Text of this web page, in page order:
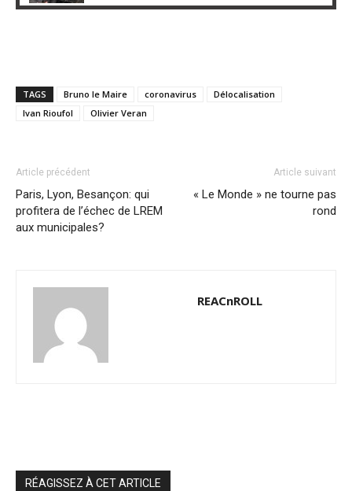
TAGS Bruno le Maire coronavirus
Délocalisation
Ivan Rioufol
Olivier Veran
Article précédent
Paris, Lyon, Besançon: qui
profitera de l’échec de LREM
aux municipales?
Article suivant
« Le Monde » ne tourne pas
rond
REACnROLL
RÉAGISSEZ À CET ARTICLE